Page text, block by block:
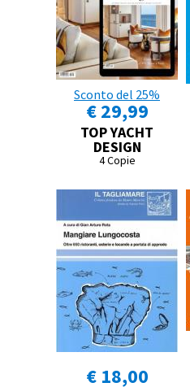
Sconto del 25%
€ 29,99
TOP YACHT
DESIGN
4 Copie
€ 18,00